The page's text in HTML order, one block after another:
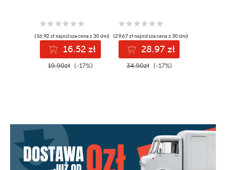
(16,92 zł najniższa cena z 30 dni)
16.52 zł
19.90zł (-17%)
(29,67 zł najniższa cena z 30 dni)
28.97 zł
34.90zł (-17%)